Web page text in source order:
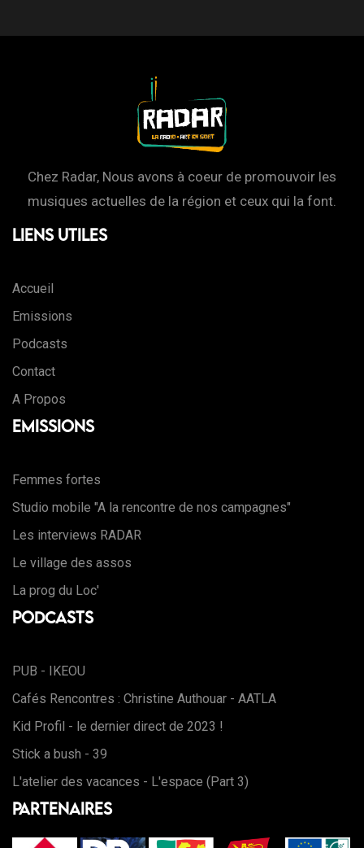
Chez Radar, Nous avons à coeur de promouvoir les
musiques actuelles de la région et ceux qui la font.
Liens Utiles
Accueil
Emissions
Podcasts
Contact
A Propos
Emissions
Femmes fortes
Studio mobile "A la rencontre de nos campagnes"
Les interviews RADAR
Le village des assos
La prog du Loc'
Podcasts
PUB - IKEOU
Cafés Rencontres : Christine Authouar - AATLA
Kid Profil - le dernier direct de 2023 !
Stick a bush - 39
L'atelier des vacances - L'espace (Part 3)
Partenaires